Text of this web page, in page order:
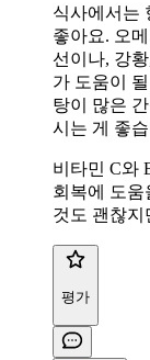
식사에서는
좋아요. 오
선이나, 강
가 도움이
탕이 많은
시는 게 좋
비타민 C와
회복에 도움
것도 괜찮지
평가